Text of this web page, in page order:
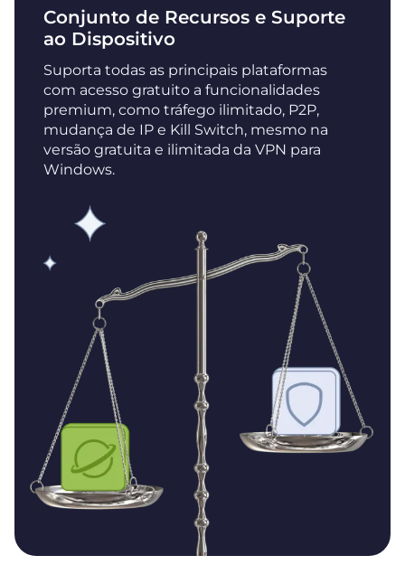
Conjunto de Recursos e Suporte
ao Dispositivo
Suporta todas as principais plataformas
com acesso gratuito a funcionalidades
premium, como tráfego ilimitado, P2P,
mudança de IP e Kill Switch, mesmo na
versão gratuita e ilimitada da VPN para
Windows.